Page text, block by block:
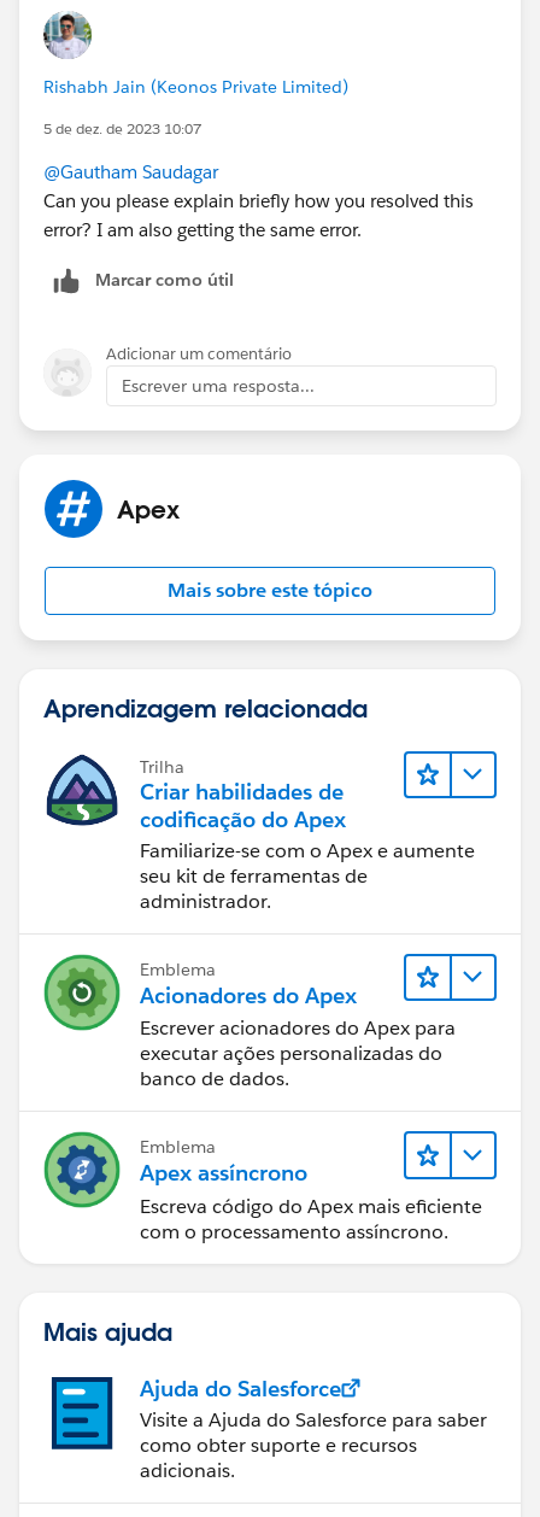
Rishabh Jain (Keonos Private Limited)
5 de dez. de 2023 10:07
@Gautham Saudagar
Can you please explain briefly how you resolved this
error? I am also getting the same error.
Marcar como útil
Adicionar um comentário
Escrever uma resposta...
Apex
Mais sobre este tópico
Aprendizagem relacionada
Trilha
Criar habilidades de
codificação do Apex
Familiarize-se com o Apex e aumente
seu kit de ferramentas de
administrador.
Emblema
Acionadores do Apex
Escrever acionadores do Apex para
executar ações personalizadas do
banco de dados.
Emblema
Apex assíncrono
Escreva código do Apex mais eficiente
com o processamento assíncrono.
Mais ajuda
Ajuda do Salesforce
Visite a Ajuda do Salesforce para saber
como obter suporte e recursos
adicionais.